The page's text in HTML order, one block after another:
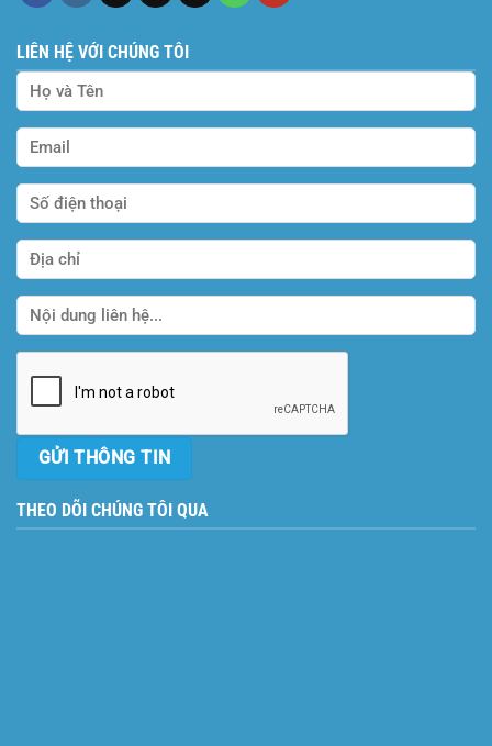
LIÊN HỆ VỚI CHÚNG TÔI
THEO DÕI CHÚNG TÔI QUA